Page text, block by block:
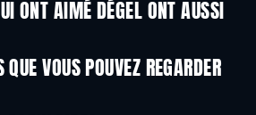
ONT AIMÉ DÉGEL ONT AUSSI
VOUS POUVEZ REGARDER